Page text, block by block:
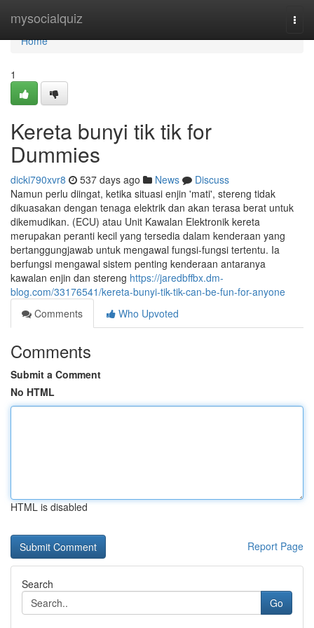
mysocialquiz
Home
Home
1
Kereta bunyi tik tik for
Dummies
dicki790xvr8 537 days ago News
Discuss
Namun perlu diingat, ketika situasi enjin 'mati', stereng tidak
dikuasakan dengan tenaga elektrik dan akan terasa berat untuk
dikemudikan. (ECU) atau Unit Kawalan Elektronik kereta
merupakan peranti kecil yang tersedia dalam kenderaan yang
bertanggungjawab untuk mengawal fungsi-fungsi tertentu. Ia
berfungsi mengawal sistem penting kenderaan antaranya
kawalan enjin dan stereng https://jaredbffbx.dm-
blog.com/33176541/kereta-bunyi-tik-tik-can-be-fun-for-anyone
Comments
Who Upvoted
Comments
Submit a Comment
No HTML
HTML is disabled
Report Page
Search
Go